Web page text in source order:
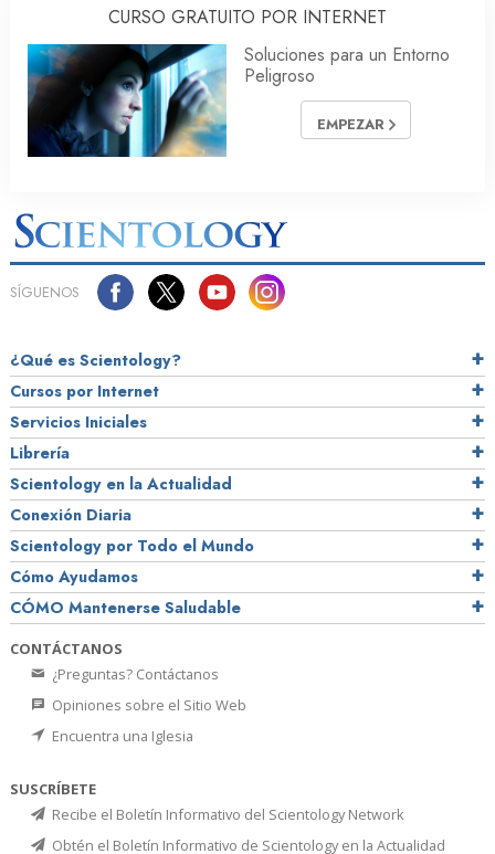
CURSO GRATUITO POR INTERNET
Soluciones para un Entorno
Peligroso
EMPEZAR
SÍGUENOS
¿Qué es Scientology?
Cursos por Internet
Servicios Iniciales
Librería
Scientology en la Actualidad
Conexión Diaria
Scientology por Todo el Mundo
Cómo Ayudamos
CÓMO Mantenerse Saludable
CONTÁCTANOS
¿Preguntas? Contáctanos
Opiniones sobre el Sitio Web
Encuentra una Iglesia
SUSCRÍBETE
Recibe el Boletín Informativo del Scientology Network
Obtén el Boletín Informativo de Scientology en la Actualidad